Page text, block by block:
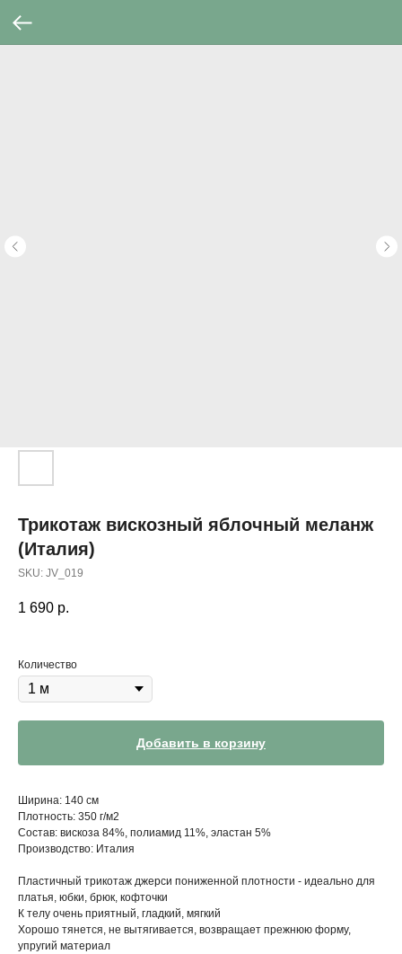
Трикотаж вискозный яблочный меланж
(Италия)
SKU: JV_019
1 690 р.
Количество
Добавить в корзину
Ширина: 140 см
Плотность: 350 г/м2
Состав: вискоза 84%, полиамид 11%, эластан 5%
Производство: Италия
Пластичный трикотаж джерси пониженной плотности - идеально для
платья, юбки, брюк, кофточки
К телу очень приятный, гладкий, мягкий
Хорошо тянется, не вытягивается, возвращает прежнюю форму,
упругий материал